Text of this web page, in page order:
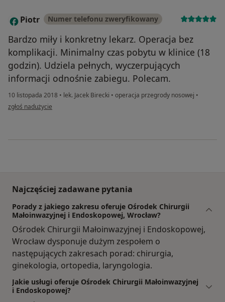
P Piotr Numer telefonu zweryfikowany
Bardzo miły i konkretny lekarz. Operacja bez
komplikacji. Minimalny czas pobytu w klinice (18
godzin). Udziela pełnych, wyczerpujących
informacji odnośnie zabiegu. Polecam.
10 listopada 2018 • lek. Jacek Birecki • operacja przegrody nosowej •
w opinii użytkownika Piotr
zgłoś nadużycie
Najczęściej zadawane pytania
Porady z jakiego zakresu oferuje Ośrodek Chirurgii
Małoinwazyjnej i Endoskopowej, Wrocław?
Ośrodek Chirurgii Małoinwazyjnej i Endoskopowej,
Wrocław dysponuje dużym zespołem o
następujących zakresach porad: chirurgia,
ginekologia, ortopedia, laryngologia.
Jakie usługi oferuje Ośrodek Chirurgii Małoinwazyjnej
i Endoskopowej?